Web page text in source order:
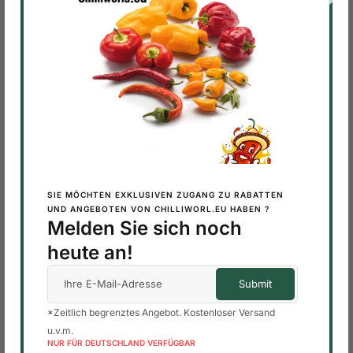
SIE MÖCHTEN EXKLUSIVEN ZUGANG ZU RABATTEN
UND ANGEBOTEN VON CHILLIWORL.EU HABEN ?
Melden Sie sich noch
heute an!
*Zeitlich begrenztes Angebot. Kostenloser Versand
u.v.m.
NUR FÜR DEUTSCHLAND VERFÜGBAR
Produktkategorien
AJI CHARAPITA CHILI
48 PRODUKTE
Am besten bewertete Produkte
0,20€
Habanero Chocolate – Frische
Chilischoten, Schokoladenbraun
9,99€
Habanero Chocolate – Frische
Chilischoten, Schokoladenbraun